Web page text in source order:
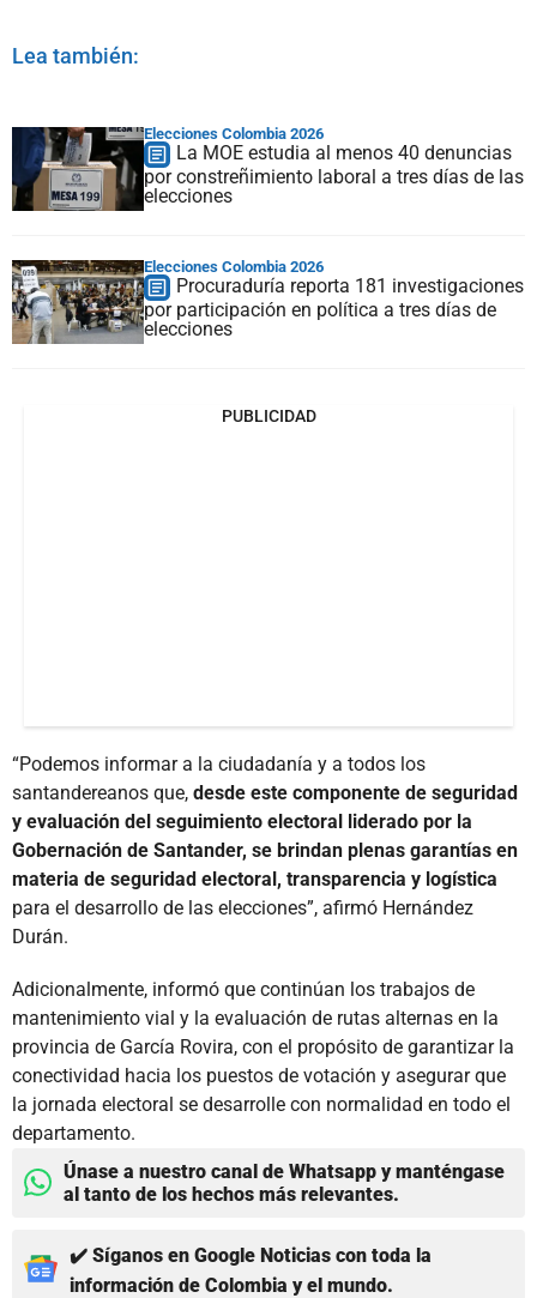
Lea también:
Elecciones Colombia 2026
La MOE estudia al menos 40 denuncias
por constreñimiento laboral a tres días de las
elecciones
Elecciones Colombia 2026
Procuraduría reporta 181 investigaciones
por participación en política a tres días de
elecciones
PUBLICIDAD
“Podemos informar a la ciudadanía y a todos los
santandereanos que, desde este componente de seguridad
y evaluación del seguimiento electoral liderado por la
Gobernación de Santander, se brindan plenas garantías en
materia de seguridad electoral, transparencia y logística
para el desarrollo de las elecciones”, afirmó Hernández
Durán.
Adicionalmente, informó que continúan los trabajos de
mantenimiento vial y la evaluación de rutas alternas en la
provincia de García Rovira, con el propósito de garantizar la
conectividad hacia los puestos de votación y asegurar que
la jornada electoral se desarrolle con normalidad en todo el
departamento.
Únase a nuestro canal de Whatsapp y manténgase
al tanto de los hechos más relevantes.
✔️ Síganos en Google Noticias con toda la
información de Colombia y el mundo.